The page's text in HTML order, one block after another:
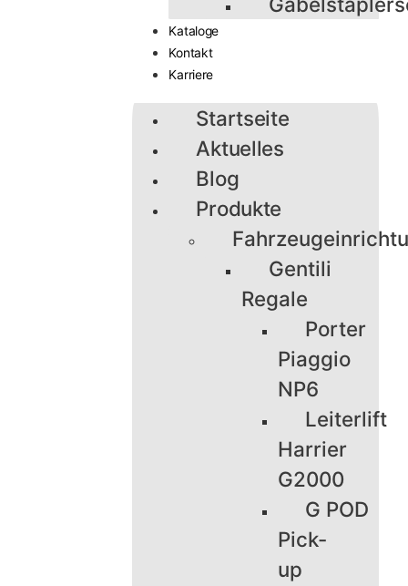
Kataloge
Kontakt
Karriere
Startseite
Aktuelles
Blog
Produkte
Gentili
Regale
Porter
Piaggio
NP6
Leiterlift
Harrier
G2000
G POD
Pick-
up